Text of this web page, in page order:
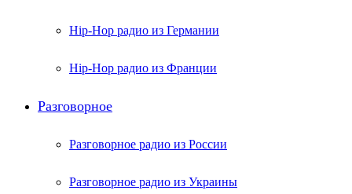
Hip-Hop радио из Германии
Hip-Hop радио из Франции
Разговорное
Разговорное радио из России
Разговорное радио из Украины